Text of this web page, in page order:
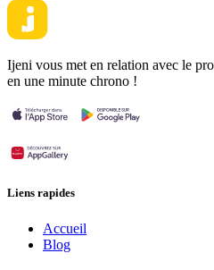
Ijeni vous met en relation avec le
en une minute chrono !
Liens rapides
Accueil
Blog